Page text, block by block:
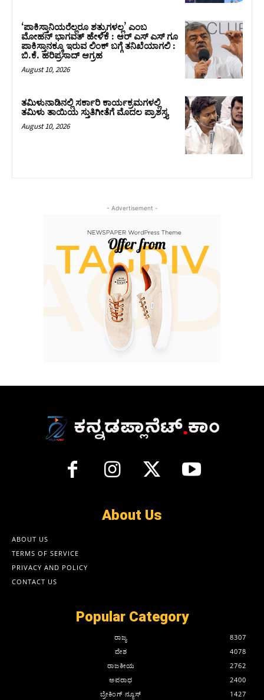
‘ಪಾಕಿಸ್ತಾನಿಯರೆಲ್ಲರೂ ಶತ್ರುಗಳಲ್ಲ’ ಎಂಬ
ಮೋಹನ್‌ ಭಾಗವತ್ ಹೇಳಿಕೆ : ಆರ್ ಎಸ್ ಎಸ್ ಗೂ
ಪಾಕಿಸ್ತಾನಕ್ಕೂ ಇರುವ ಲಿಂಕ್ ಬಗ್ಗೆ ತನಿಖೆಯಾಗಲಿ :
ಬಿ.ಕೆ. ಹರಿಪ್ರಸಾದ್‌ ಆಗ್ರಹ
August 10, 2026
ತಮಿಳುನಾಡಿನಲ್ಲಿ ಸರ್ಕಾರಿ ಕಾರ್ಯಕ್ರಮಗಳಲ್ಲಿ
ತಮಿಳು ತಾಯಿಯ ಸ್ತುತಿಗೀತೆಗೆ ಮೊದಲ ಪ್ರಾಶಸ್ತ್ಯ
August 10, 2026
- Advertisement -
About Us
ABOUT US
TERMS OF SERVICE
PRIVACY AND POLICY
CONTACT US
Popular Category
ರಾಜ್ಯ
8307
ದೇಶ
4078
ರಾಜಕೀಯ
2762
ಅಪರಾಧ
2400
ಬ್ರೇಕಿಂಗ್ ನ್ಯೂಸ್
1427